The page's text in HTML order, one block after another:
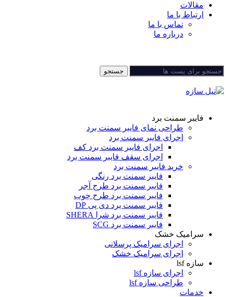
مقالات
ارتباط با ما
تماس با ما
درباره ما
جستجو
فایبر سمنت برد
طراحی نمای فایبر سمنت برد
اجرای فایبر سمنت برد
اجرای فایبر سمنت برد کف
اجرای سقف فایبر سمنت برد
خرید فایبر سمنت برد
فایبر سمنت برد رنگی
فایبر سمنت برد طرح آجر
فایبر سمنت برد طرح چوب
فایبر سمنت برد دی پی DP
فایبر سمنت برد شرا SHERA
فایبر سمنت برد SCG
سرامیک خشک
اجرای سرامیک پرسلانی
اجرای سرامیک خشک
سازه lsf
اجرای سازه lsf
طراحی سازه lsf
خدمات